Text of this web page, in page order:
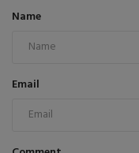
Name
Email